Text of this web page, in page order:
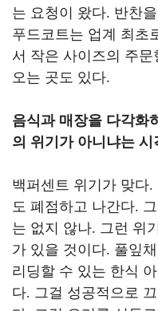
는 요청이 왔다. 반찬
푸드코트는 업계 최초
서 작은 사이즈의 주
오는 곳도 있다.
음식과 매장을 다각화
의 위기가 아니냐는
백퍼센트 위기가 맞다.
도 폐점하고 나간다.
는 없지 않나. 그런 위
가 있을 것이다. 풀잎
리딩할 수 있는 한식
다. 그걸 성공적으로